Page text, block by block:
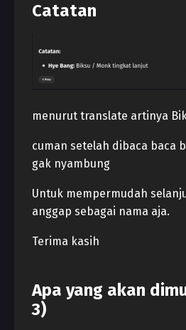
Catatan
menurut translate artinya
cuman setelah dibaca baca
gak nyambung
Untuk mempermudah
anggap sebagai nama aja.
Terima kasih
Apa yang akan
3)